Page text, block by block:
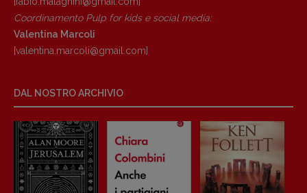
Coordinamento Pulp for kids e social media:
Valentina Marcoli
[valentina.marcoli@gmail. com]
DAL NOSTRO ARCHIVIO